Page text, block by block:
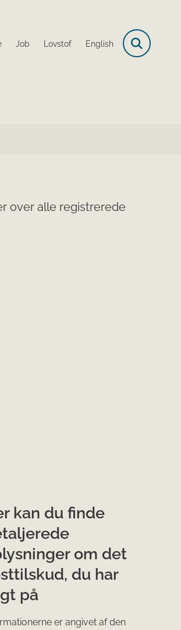
Job Lovstof English
over alle registrerede
kan du finde
om det
du har
på
er angivet af den